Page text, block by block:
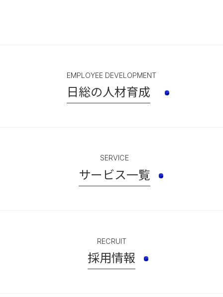
EMPLOYEE DEVELOPMENT
日総の人材育成
SERVICE
サービス一覧
RECRUIT
採用情報